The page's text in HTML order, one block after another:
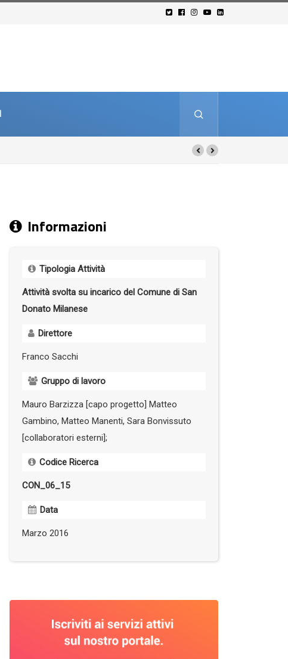
Informazioni
Tipologia Attività
Attività svolta su incarico del Comune di San
Donato Milanese
Direttore
Franco Sacchi
Gruppo di lavoro
Mauro Barzizza [capo progetto] Matteo
Gambino, Matteo Manenti, Sara Bonvissuto
[collaboratori esterni];
Codice Ricerca
CON_06_15
Data
Marzo 2016